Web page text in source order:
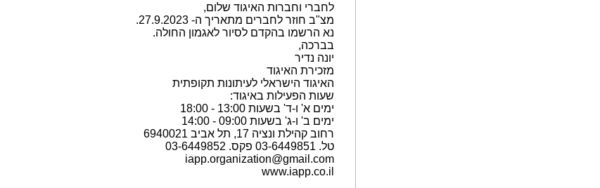
לחברי וחברות האיגוד שלום,
מצ"ב חוזר לחברים מתאריך ה- 27.9.2023.
נא הרשמו בהקדם לסיור לאגמון החולה.
בברכה,
יונה נדיר
מזכירת האיגוד
האיגוד הישראלי לעיתונות תקופתית
שעות הפעילות באיגוד:
ימים א' ו-ד' בשעות 13:00 - 18:00
ימים ב' ו-ג' בשעות 09:00 - 14:00
רחוב קהילת ונציה 17, תל אביב 6940021
טל. 03-6449851 פקס. 03-6449852
iapp.organization@gmail.com
www.iapp.co.il